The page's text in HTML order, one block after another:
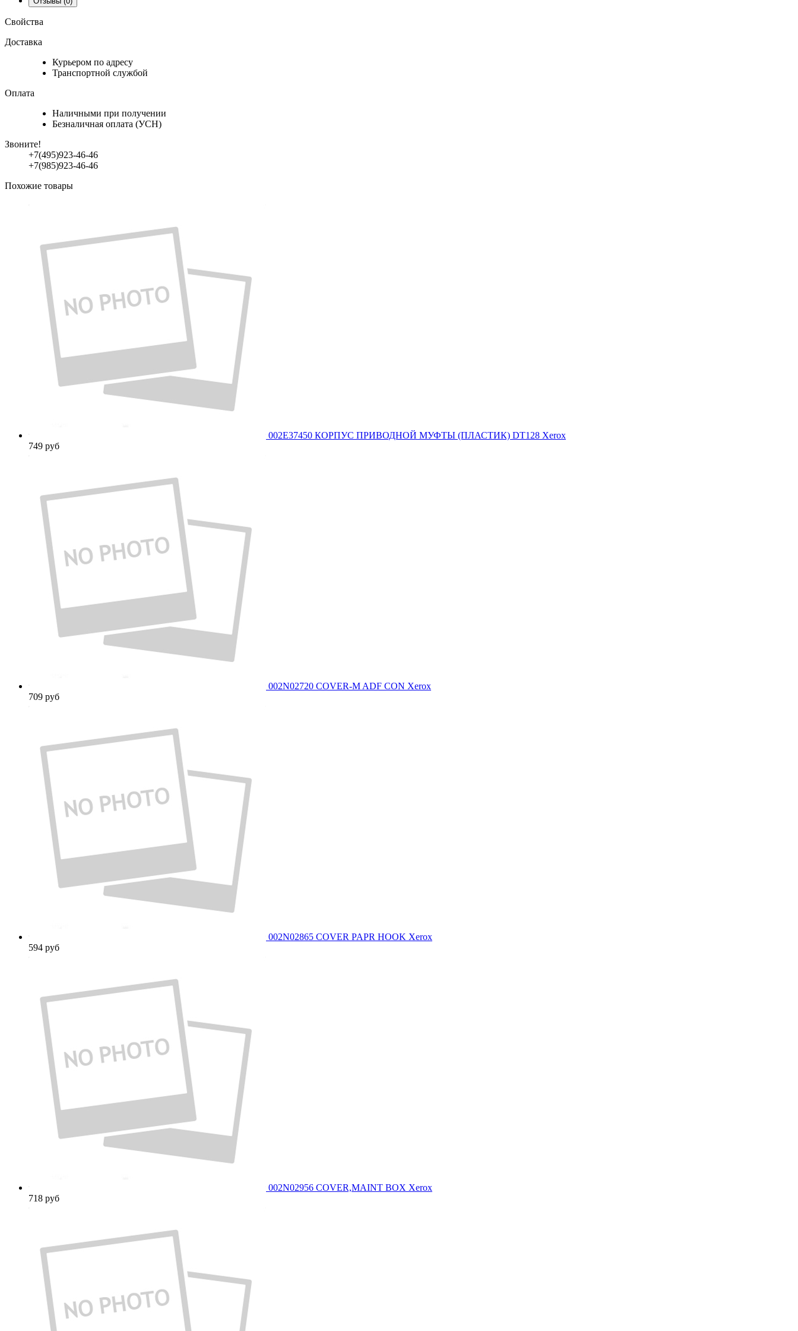
Свойства
Доставка
Курьером по адресу
Транспортной службой
Оплата
Наличными при получении
Безналичная оплата (УСН)
Звоните!
+7(495)923-46-46
+7(985)923-46-46
Похожие товары
002E37450 КОРПУС ПРИВОДНОЙ МУФТЫ (ПЛАСТИК) DT128 Xerox
749 руб
002N02720 COVER-M ADF CON Xerox
709 руб
002N02865 COVER PAPR HOOK Xerox
594 руб
002N02956 COVER,MAINT BOX Xerox
718 руб